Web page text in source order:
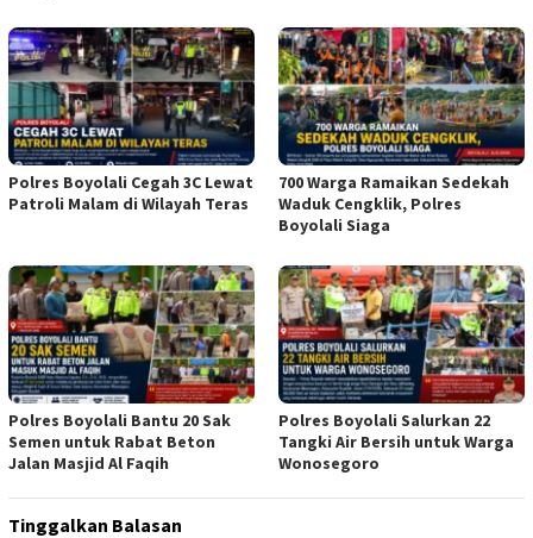
Polres Boyolali Cegah 3C Lewat
Patroli Malam di Wilayah Teras
700 Warga Ramaikan Sedekah
Waduk Cengklik, Polres
Boyolali Siaga
Polres Boyolali Bantu 20 Sak
Semen untuk Rabat Beton
Jalan Masjid Al Faqih
Polres Boyolali Salurkan 22
Tangki Air Bersih untuk Warga
Wonosegoro
Tinggalkan Balasan